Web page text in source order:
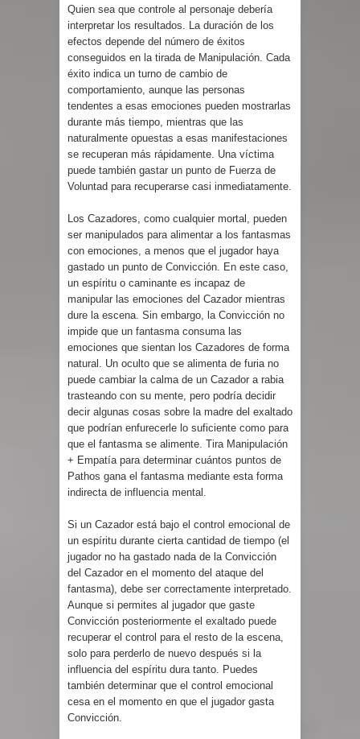
Quien sea que controle al personaje debería
interpretar los resultados. La duración de los
efectos depende del número de éxitos
conseguidos en la tirada de Manipulación. Cada
éxito indica un turno de cambio de
comportamiento, aunque las personas
tendentes a esas emociones pueden mostrarlas
durante más tiempo, mientras que las
naturalmente opuestas a esas manifestaciones
se recuperan más rápidamente. Una víctima
puede también gastar un punto de Fuerza de
Voluntad para recuperarse casi inmediatamente.
Los Cazadores, como cualquier mortal, pueden
ser manipulados para alimentar a los fantasmas
con emociones, a menos que el jugador haya
gastado un punto de Convicción. En este caso,
un espíritu o caminante es incapaz de
manipular las emociones del Cazador mientras
dure la escena. Sin embargo, la Convicción no
impide que un fantasma consuma las
emociones que sientan los Cazadores de forma
natural. Un oculto que se alimenta de furia no
puede cambiar la calma de un Cazador a rabia
trasteando con su mente, pero podría decidir
decir algunas cosas sobre la madre del exaltado
que podrían enfurecerle lo suficiente como para
que el fantasma se alimente. Tira Manipulación
+ Empatía para determinar cuántos puntos de
Pathos gana el fantasma mediante esta forma
indirecta de influencia mental.
Si un Cazador está bajo el control emocional de
un espíritu durante cierta cantidad de tiempo (el
jugador no ha gastado nada de la Convicción
del Cazador en el momento del ataque del
fantasma), debe ser correctamente interpretado.
Aunque si permites al jugador que gaste
Convicción posteriormente el exaltado puede
recuperar el control para el resto de la escena,
solo para perderlo de nuevo después si la
influencia del espíritu dura tanto. Puedes
también determinar que el control emocional
cesa en el momento en que el jugador gasta
Convicción.